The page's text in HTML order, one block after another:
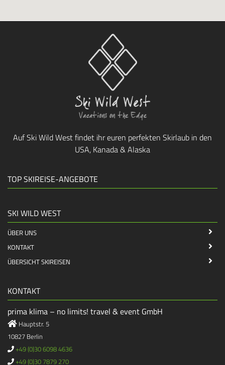
Auf Ski Wild West findet ihr euren perfekten Skirlaub in den
USA, Kanada & Alaska
TOP SKIREISE-ANGEBOTE
SKI WILD WEST
ÜBER UNS
KONTAKT
ÜBERSICHT SKIREISEN
KONTAKT
prima klima – no limits! travel & event GmbH
Hauptstr. 5
10827 Berlin
+49 (0)30 6098 4636
+49 (0)30 7879 270